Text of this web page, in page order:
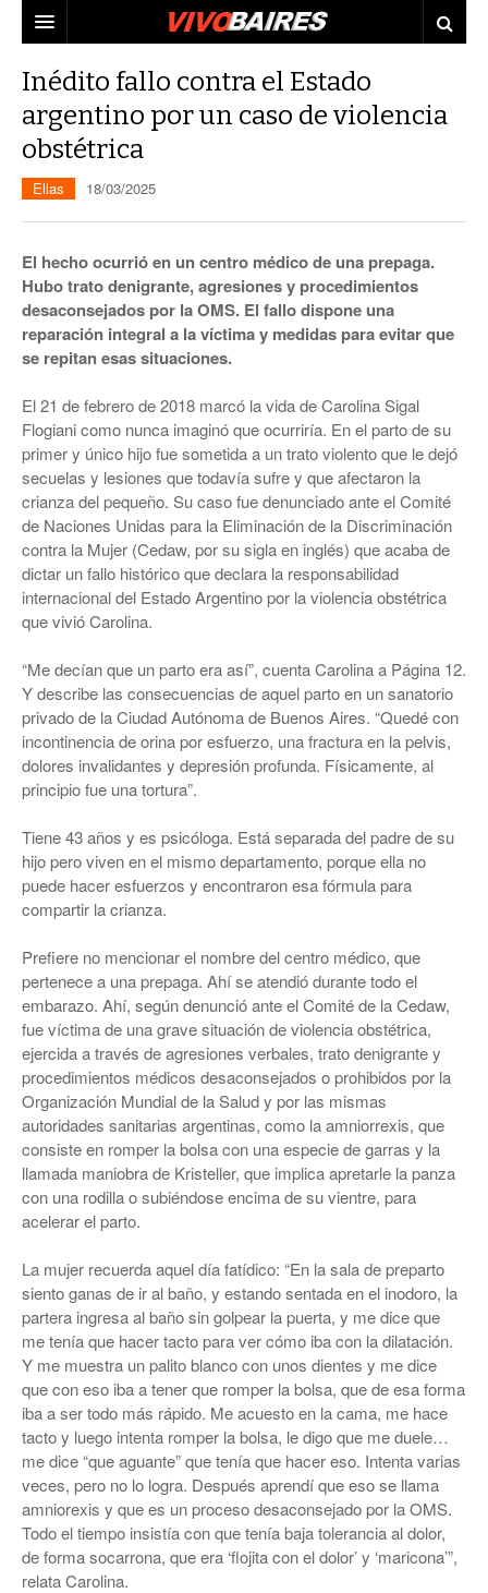
CIUDAD
PAÍS
CONURBANO
JUDICIALES
AGENDA
PERSONAJES
ELLAS
TECNO
Inédito fallo contra el Estado
argentino por un caso de violencia
obstétrica
Ellas 18/03/2025
El hecho ocurrió en un centro médico de una prepaga.
Hubo trato denigrante, agresiones y procedimientos
desaconsejados por la OMS. El fallo dispone una
reparación integral a la víctima y medidas para evitar que
se repitan esas situaciones.
El 21 de febrero de 2018 marcó la vida de Carolina Sigal
Flogiani como nunca imaginó que ocurriría. En el parto de su
primer y único hijo fue sometida a un trato violento que le dejó
secuelas y lesiones que todavía sufre y que afectaron la
crianza del pequeño. Su caso fue denunciado ante el Comité
de Naciones Unidas para la Eliminación de la Discriminación
contra la Mujer (Cedaw, por su sigla en inglés) que acaba de
dictar un fallo histórico que declara la responsabilidad
internacional del Estado Argentino por la violencia obstétrica
que vivió Carolina.
“Me decían que un parto era así”, cuenta Carolina a Página 12.
Y describe las consecuencias de aquel parto en un sanatorio
privado de la Ciudad Autónoma de Buenos Aires. “Quedé con
incontinencia de orina por esfuerzo, una fractura en la pelvis,
dolores invalidantes y depresión profunda. Físicamente, al
principio fue una tortura”.
Tiene 43 años y es psicóloga. Está separada del padre de su
hijo pero viven en el mismo departamento, porque ella no
puede hacer esfuerzos y encontraron esa fórmula para
compartir la crianza.
Prefiere no mencionar el nombre del centro médico, que
pertenece a una prepaga. Ahí se atendió durante todo el
embarazo. Ahí, según denunció ante el Comité de la Cedaw,
fue víctima de una grave situación de violencia obstétrica,
ejercida a través de agresiones verbales, trato denigrante y
procedimientos médicos desaconsejados o prohibidos por la
Organización Mundial de la Salud y por las mismas
autoridades sanitarias argentinas, como la amniorrexis, que
consiste en romper la bolsa con una especie de garras y la
llamada maniobra de Kristeller, que implica apretarle la panza
con una rodilla o subiéndose encima de su vientre, para
acelerar el parto.
La mujer recuerda aquel día fatídico: “En la sala de preparto
siento ganas de ir al baño, y estando sentada en el inodoro, la
partera ingresa al baño sin golpear la puerta, y me dice que
me tenía que hacer tacto para ver cómo iba con la dilatación.
Y me muestra un palito blanco con unos dientes y me dice
que con eso iba a tener que romper la bolsa, que de esa forma
iba a ser todo más rápido. Me acuesto en la cama, me hace
tacto y luego intenta romper la bolsa, le digo que me duele…
me dice “que aguante” que tenía que hacer eso. Intenta varias
veces, pero no lo logra. Después aprendí que eso se llama
amniorexis y que es un proceso desaconsejado por la OMS.
Todo el tiempo insistía con que tenía baja tolerancia al dolor,
de forma socarrona, que era ‘flojita con el dolor’ y ‘maricona’”,
relata Carolina.